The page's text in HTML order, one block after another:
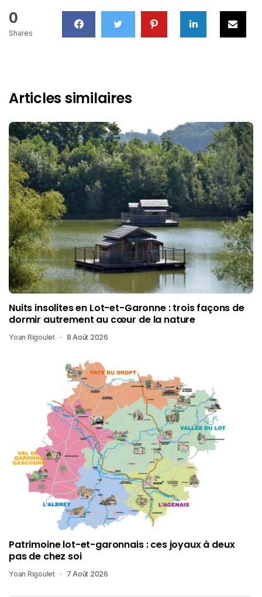
0
Shares
Articles similaires
Nuits insolites en Lot-et-Garonne : trois façons de
dormir autrement au cœur de la nature
Yoan Rigoulet 8 Août 2026
Patrimoine lot-et-garonnais : ces joyaux à deux
pas de chez soi
Yoan Rigoulet 7 Août 2026